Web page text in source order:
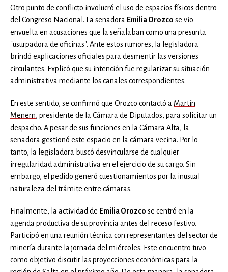
Otro punto de conflicto involucró el uso de espacios físicos dentro
del Congreso Nacional. La senadora Emilia Orozco se vio
envuelta en acusaciones que la señalaban como una presunta
"usurpadora de oficinas". Ante estos rumores, la legisladora
brindó explicaciones oficiales para desmentir las versiones
circulantes. Explicó que su intención fue regularizar su situación
administrativa mediante los canales correspondientes.
En este sentido, se confirmó que Orozco contactó a Martín
Menem, presidente de la Cámara de Diputados, para solicitar un
despacho. A pesar de sus funciones en la Cámara Alta, la
senadora gestionó este espacio en la cámara vecina. Por lo
tanto, la legisladora buscó desvincularse de cualquier
irregularidad administrativa en el ejercicio de su cargo. Sin
embargo, el pedido generó cuestionamientos por la inusual
naturaleza del trámite entre cámaras.
Finalmente, la actividad de Emilia Orozco se centró en la
agenda productiva de su provincia antes del receso festivo.
Participó en una reunión técnica con representantes del sector de
minería durante la jornada del miércoles. Este encuentro tuvo
como objetivo discutir las proyecciones económicas para la